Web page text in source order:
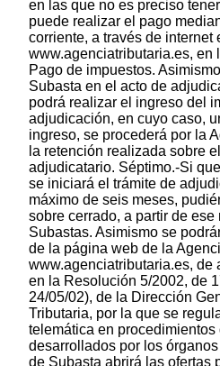
en las que no es preciso
puede realizar el pago
corriente, a través de internet
www.agenciatributaria.es, en
Pago de impuestos.
Subasta en el acto de
podrá realizar el ingreso del
adjudicación, en cuyo caso,
ingreso, se procederá por la
la retención realizada sobre
adjudicatario. Séptimo.-Si
se iniciará el trámite de
máximo de seis meses,
sobre cerrado, a partir de
Subastas. Asimismo se
de la página web de la
www.agenciatributaria.es, de
en la Resolución 5/2002, de
24/05/02), de la Dirección
Tributaria, por la que se
telemática en
desarrollados por los
de Subasta abrirá las ofertas